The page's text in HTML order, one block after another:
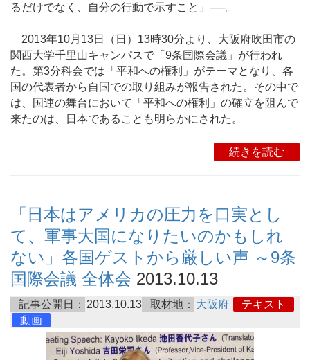
るだけでなく、自分の行動で示すこと」──。
2013年10月13日（日）13時30分より、大阪府吹田市の
関西大学千里山キャンパスで「9条国際会議」が行われ
た。第3分科会では「平和への権利」がテーマとなり、各
国の代表者から自国での取り組みが報告された。その中で
は、国連の舞台において「平和への権利」の確立を阻んで
来たのは、日本であることも明らかにされた。
続きを読む
「日本はアメリカの圧力を口実とし
て、軍事大国になりたいのかもしれ
ない」各国ゲストから厳しい声 ～9条
国際会議 全体会 2013.10.13
記事公開日： 2013.10.13 取材地： 大阪府
テキスト
動画